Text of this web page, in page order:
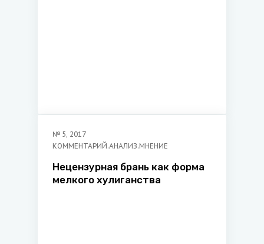
№ 5, 2017
КОММЕНТАРИЙ.АНАЛИЗ.МНЕНИЕ
Нецензурная брань как форма
мелкого хулиганства